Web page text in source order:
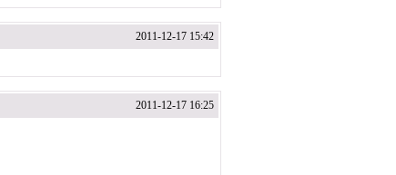
2011-12-17 15:42
2011-12-17 16:25